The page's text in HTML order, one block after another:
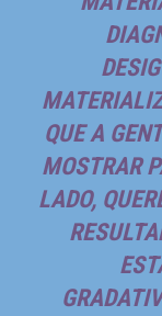
QUE A
MOSTRAR
LADO,